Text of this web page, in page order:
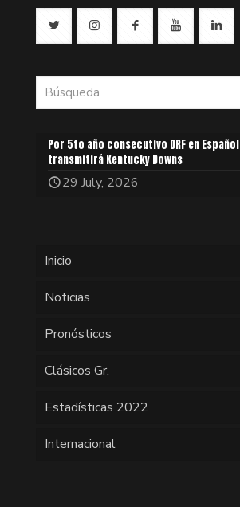
Por 5to año consecutivo DRF en Español
transmitirá Kentucky Downs
29 July, 2026
Inicio
Noticias
Pronósticos
Clásicos Gr.
Estadísticas 2022
Internacional